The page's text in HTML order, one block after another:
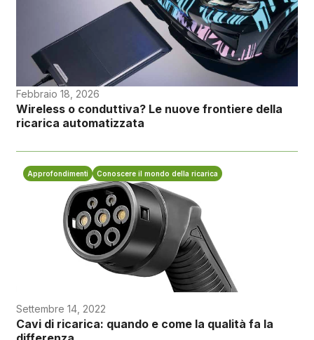
Febbraio 18, 2026
Wireless o conduttiva? Le nuove frontiere della
ricarica automatizzata
Approfondimenti Conoscere il mondo della ricarica
Settembre 14, 2022
Cavi di ricarica: quando e come la qualità fa la